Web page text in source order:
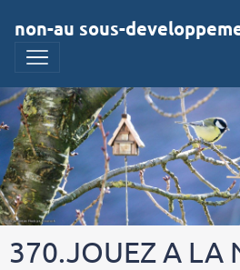
non-au sous-
370.JOUEZ A LA